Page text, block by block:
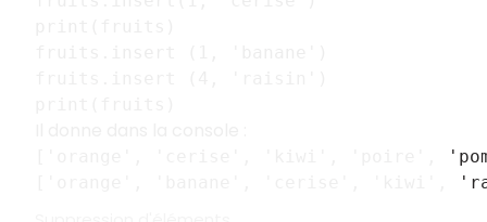
['orange', 'cerise', 'kiwi', 'poire',
['orange', 'banane', 'cerise', 'kiwi',